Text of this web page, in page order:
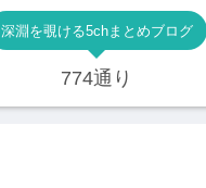
深淵を覗ける5chまとめブログ
774通り